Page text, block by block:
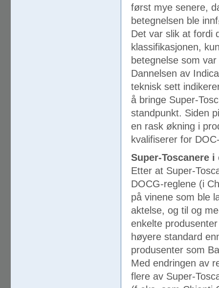
først mye senere,
betegnelsen ble
Det var slik at fordi
klassifikasjonen,
betegnelse som
Dannelsen av
teknisk sett
å bringe Super-
standpunkt. Siden
en rask økning i
kvalifiserer for
Super-Toscanere
Etter at Super-
DOCG-reglene (i
på vinene som ble
aktelse, og til og
enkelte
høyere standard
produsenter som
Med endringen av
flere av Super-